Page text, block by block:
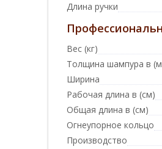
Длина ручки
Вес (кг)
Толщина шампура в
Ширина
Рабочая длина в (см)
Общая длина в (см)
Огнеупорное кольцо
Производство